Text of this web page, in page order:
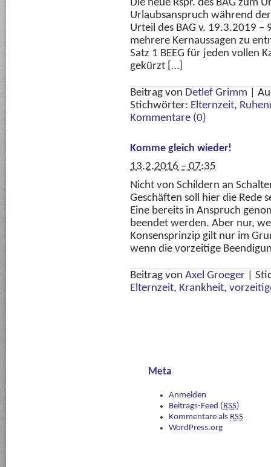
Die neue Rspr. des BAG zum
Urlaubsanspruch während
Urteil des BAG v. 19.3.2019 –
mehrere Kernaussagen zu
Satz 1 BEEG für jeden vollen
gekürzt […]
Beitrag von Detlef Grimm
Stichwörter: Elternzeit,
Kommentare (0)
Komme gleich wieder!
13.2.2016 – 07:35
Nicht von Schildern an
Geschäften soll hier die Rede
Eine bereits in Anspruch
beendet werden. Aber nur,
Konsensprinzip gilt nur im
wenn die vorzeitige
Beitrag von Axel Groeger
Elternzeit, Krankheit,
Meta
Anmelden
Beitrags-Feed (RSS)
Kommentare als RSS
WordPress.org